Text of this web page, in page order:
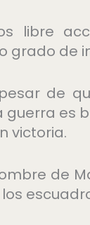
libre
grado de
de
guerra es
victoria.
de